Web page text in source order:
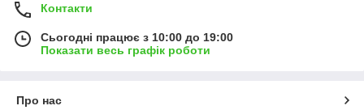
Контакти
Сьогодні працює з 10:00 до 19:00
Показати весь графік роботи
Про нас